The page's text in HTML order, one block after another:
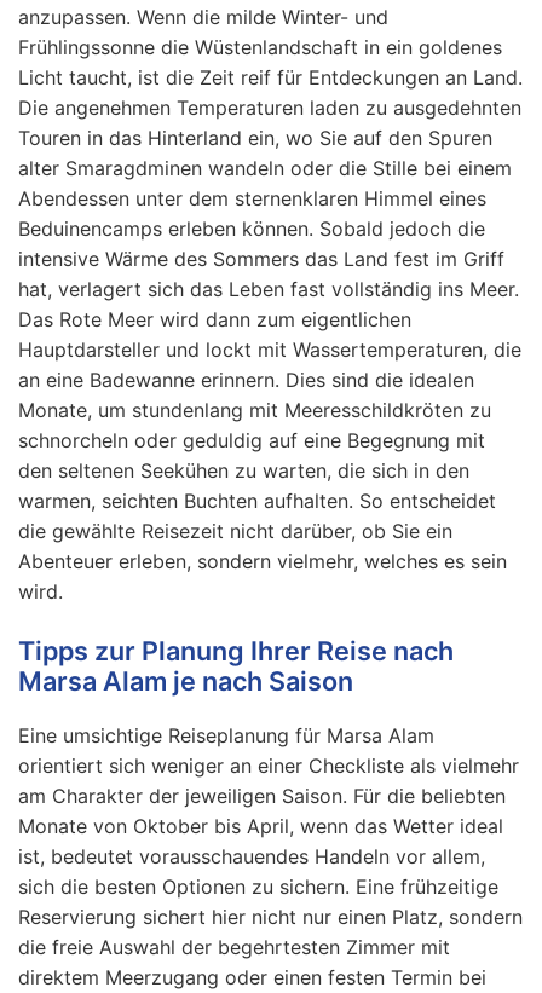
anzupassen. Wenn die milde Winter- und
Frühlingssonne die Wüstenlandschaft in ein goldenes
Licht taucht, ist die Zeit reif für Entdeckungen an Land.
Die angenehmen Temperaturen laden zu ausgedehnten
Touren in das Hinterland ein, wo Sie auf den Spuren
alter Smaragdminen wandeln oder die Stille bei einem
Abendessen unter dem sternenklaren Himmel eines
Beduinencamps erleben können. Sobald jedoch die
intensive Wärme des Sommers das Land fest im Griff
hat, verlagert sich das Leben fast vollständig ins Meer.
Das Rote Meer wird dann zum eigentlichen
Hauptdarsteller und lockt mit Wassertemperaturen, die
an eine Badewanne erinnern. Dies sind die idealen
Monate, um stundenlang mit Meeresschildkröten zu
schnorcheln oder geduldig auf eine Begegnung mit
den seltenen Seekühen zu warten, die sich in den
warmen, seichten Buchten aufhalten. So entscheidet
die gewählte Reisezeit nicht darüber, ob Sie ein
Abenteuer erleben, sondern vielmehr, welches es sein
wird.
Tipps zur Planung Ihrer Reise nach
Marsa Alam je nach Saison
Eine umsichtige Reiseplanung für Marsa Alam
orientiert sich weniger an einer Checkliste als vielmehr
am Charakter der jeweiligen Saison. Für die beliebten
Monate von Oktober bis April, wenn das Wetter ideal
ist, bedeutet vorausschauendes Handeln vor allem,
sich die besten Optionen zu sichern. Eine frühzeitige
Reservierung sichert hier nicht nur einen Platz, sondern
die freie Auswahl der begehrtesten Zimmer mit
direktem Meerzugang oder einen festen Termin bei